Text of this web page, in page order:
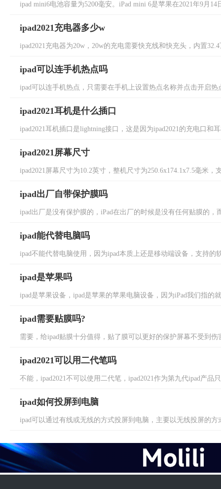
ipad mini6电池容量为5200毫安。iPad mini 6是苹果在2021年9月
ipad2021充电器多少w
ipad2021充电器为20w，20w的充电需要快充线和快充头，内置
ipad可以连手机热点吗
ipad可以连手机热点，只需要在手机上设置热点名称并点击开启
ipad2021耳机是什么插口
ipad2021耳机插口是lightning接口，这是因为ipad2021的充电口和
ipad2021屏幕尺寸
ipad2021屏幕尺寸为10.2英寸，整机尺寸为250.6x174.1x7.5毫米
ipad出厂自带保护膜吗
ipad出厂是没有保护膜的，iPad在出厂的时候是没有任何贴膜的
ipad能代替电脑吗
ipad不能代替电脑使用，因为ipad本质上还是移动端设备，支持
ipad是苹果吗
ipad是苹果设备，ipad是苹果的苹果电脑设备，因为iPad我们指的
ipad需要贴膜吗?
需要，给ipad贴膜十分值得，贴了膜可以更好的保护屏幕不受到
ipad2021可以用二代笔吗
不能，ipad2021不可以使用二代笔，ipad2021作为第九代ipad产品
ipad如何投屏到电脑
ipad可以通过有线或无线的方式投屏到电脑，主要以无线投屏的